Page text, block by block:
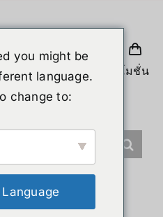
โปรโมชั่น
you might be
language.
change to: